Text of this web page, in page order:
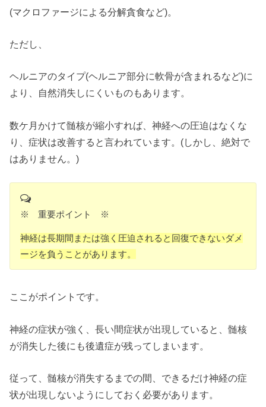
(マクロファージによる分解貪食など)。
ただし、
ヘルニアのタイプ(ヘルニア部分に軟骨が含まれるなど)に
より、自然消失しにくいものもあります。
数ケ月かけて髄核が縮小すれば、神経への圧迫はなくな
り、症状は改善すると言われています。(しかし、絶対で
はありません。)
※ 重要ポイント ※
神経は長期間または強く圧迫されると 回復できないダメ
ージを負うことがあります。
ここがポイントです。
神経の症状が強く、長い間症状が出現していると、髄核
が消失した後にも後遺症が残ってしまいます。
従って、髄核が消失するまでの間、できるだけ神経の症
状が出現しないようにしておく必要があります。